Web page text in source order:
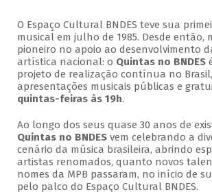
O Espaço Cultural BNDES teve sua
musical em julho de 1985. Desde então,
pioneiro no apoio ao desenvolvimento
artística nacional: o Quintas no BNDES
projeto de realização contínua no
apresentações musicais públicas e
quintas-feiras às 19h.
Ao longo dos seus quase 30 anos de
Quintas no BNDESvem celebrando a
cenário da música brasileira, abrindo
artistas renomados, quanto novos
nomes da MPB passaram, no início de
pelo palco do Espaço Cultural BNDES.